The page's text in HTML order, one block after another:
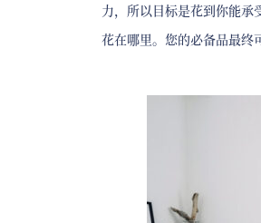
力，所以目标是花到你能承
花在哪里。您的必备品最终